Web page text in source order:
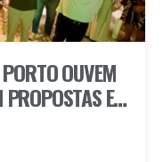
OUVEM
E
PAULISTA